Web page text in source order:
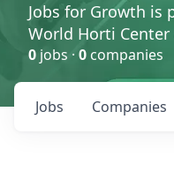
Jobs for Growth is
World Horti Center
0 jobs · 0 companies
Jobs Companies